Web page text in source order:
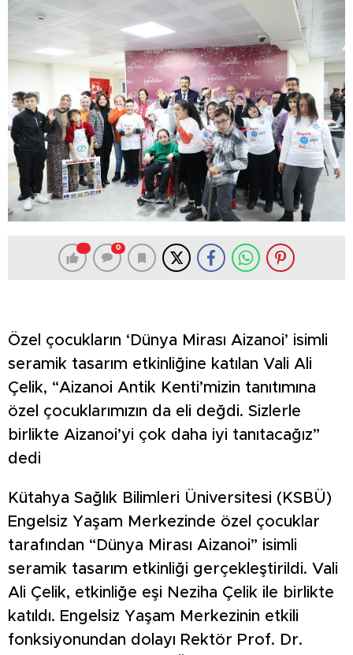
0
Özel çocukların ‘Dünya Mirası Aizanoi’ isimli
seramik tasarım etkinliğine katılan Vali Ali
Çelik, “Aizanoi Antik Kenti’mizin tanıtımına
özel çocuklarımızın da eli değdi. Sizlerle
birlikte Aizanoi’yi çok daha iyi tanıtacağız”
dedi
Kütahya Sağlık Bilimleri Üniversitesi (KSBÜ)
Engelsiz Yaşam Merkezinde özel çocuklar
tarafından “Dünya Mirası Aizanoi” isimli
seramik tasarım etkinliği gerçekleştirildi. Vali
Ali Çelik, etkinliğe eşi Neziha Çelik ile birlikte
katıldı. Engelsiz Yaşam Merkezinin etkili
fonksiyonundan dolayı Rektör Prof. Dr.